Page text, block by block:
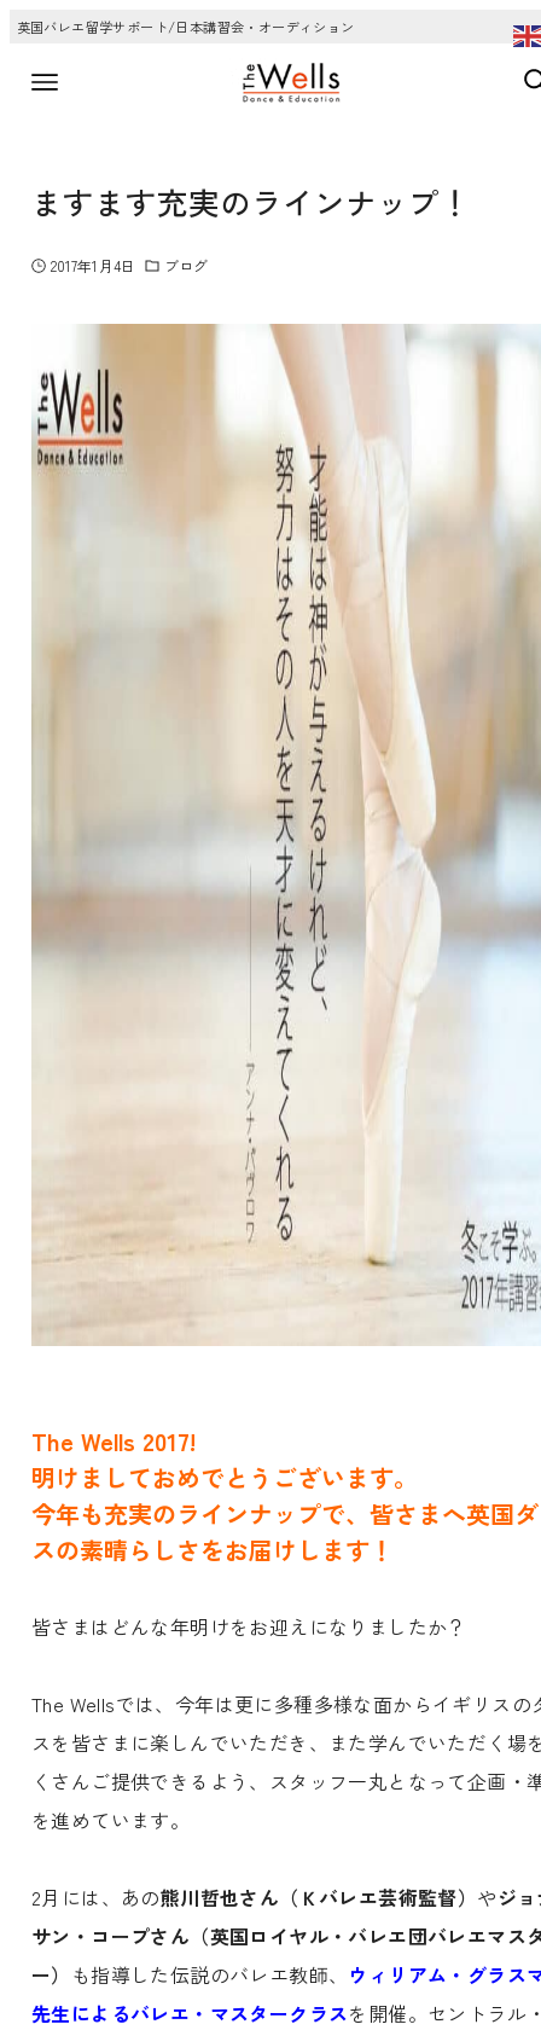
英国バレエ留学サポート/日本講習会・オーディション
ますます充実のラインナップ！
2017年1月4日 ブログ
The Wells 2017!
明けましておめでとうございます。
今年も充実のラインナップで、皆さまへ英国
スの素晴らしさをお届けします！
皆さまはどんな年明けをお迎えになりましたか？
The Wellsでは、今年は更に多種多様な面からイギリスの
スを皆さまに楽しんでいただき、また学んでいただく場
くさんご提供できるよう、スタッフ一丸となって企画・
を進めています。
2月には、あの熊川哲也さん（Ｋバレエ芸術監督） やジ
サン・コープさん（英国ロイヤル・バレエ団バレエマス
ー） も指導した伝説のバレエ教師、 ウィリアム・グラス
先生によるバレエ・マスタークラスを開催。セントラル